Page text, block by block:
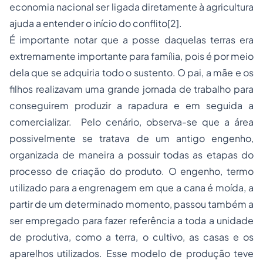
economia nacional ser ligada diretamente à agricultura
ajuda a entender o início do conflito[2].
É importante notar que a posse daquelas terras era
extremamente importante para família, pois é por meio
dela que se adquiria todo o sustento. O pai, a mãe e os
filhos realizavam uma grande jornada de trabalho para
conseguirem produzir a rapadura e em seguida a
comercializar. Pelo cenário, observa-se que a área
possivelmente se tratava de um antigo engenho,
organizada de maneira a possuir todas as etapas do
processo de criação do produto. O engenho, termo
utilizado para a engrenagem em que a cana é moída, a
partir de um determinado momento, passou também a
ser empregado para fazer referência a toda a unidade
de produtiva, como a terra, o cultivo, as casas e os
aparelhos utilizados. Esse modelo de produção teve